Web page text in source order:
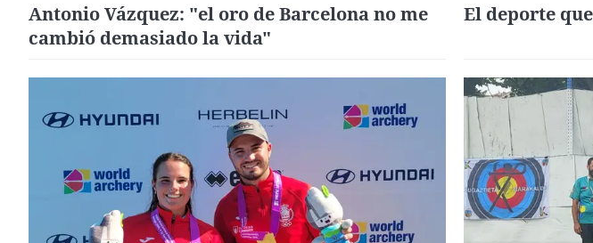
Antonio Vázquez: "el oro de Barcelona no me
cambió demasiado la vida"
El deporte